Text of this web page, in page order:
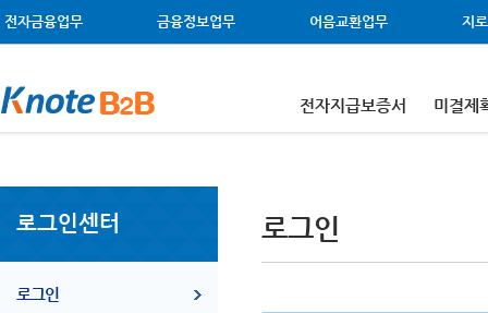
전자금융업무 금융정보업무 어음교환업무 지
전자지급보증서 미결제
로그인센터
로그인
로그인